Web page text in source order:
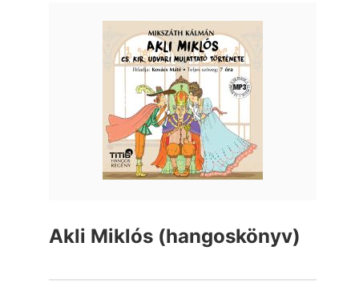
Akli Miklós (hangoskönyv)